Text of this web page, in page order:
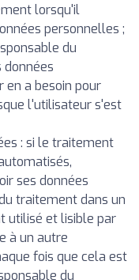
lorsqu'il
personnelles ;
du
a besoin pour
l'utilisateur s'est
: si le traitement
ses données
traitement dans un
utilisé et lisible par
à un autre
fois que cela est
du